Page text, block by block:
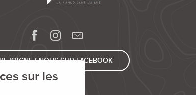
NOUS SUR FACEBOOK
sur les